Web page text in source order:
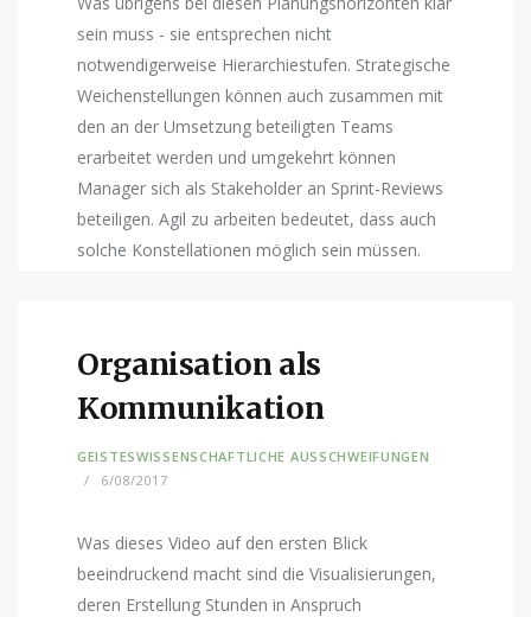
sein muss - sie entsprechen nicht
notwendigerweise Hierarchiestufen. Strategische
Weichenstellungen können auch zusammen mit
den an der Umsetzung beteiligten Teams
erarbeitet werden und umgekehrt können
Manager sich als Stakeholder an Sprint-Reviews
beteiligen. Agil zu arbeiten bedeutet, dass auch
solche Konstellationen möglich sein müssen.
Organisation als
Kommunikation
GEISTESWISSENSCHAFTLICHE AUSSCHWEIFUNGEN
6/08/2017
Was dieses Video auf den ersten Blick
beeindruckend macht sind die Visualisierungen,
deren Erstellung Stunden in Anspruch